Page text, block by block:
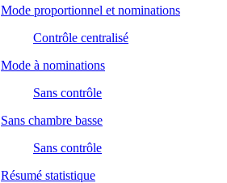
Mode proportionnel et nominations
Contrôle centralisé
Mode à nominations
Sans contrôle
Sans chambre basse
Sans contrôle
Résumé statistique